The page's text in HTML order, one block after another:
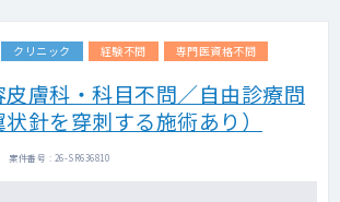
クリニック 経験不問 専門医資格不問
膚科・科目不問／自由診療問
針を穿刺する施術あり）
案件番号 : 26-SR636810